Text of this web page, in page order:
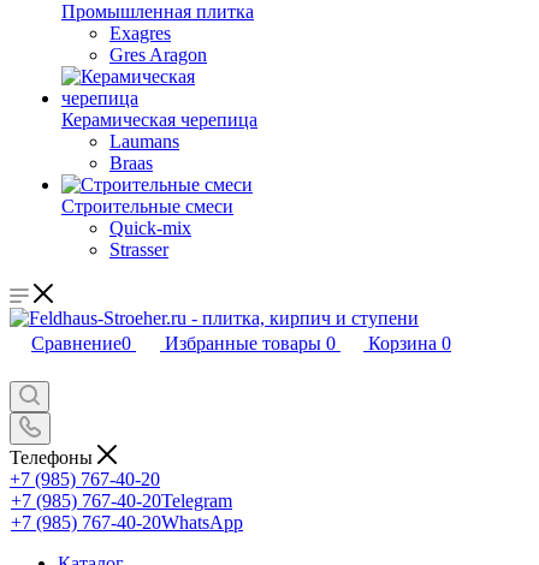
Промышленная плитка
Exagres
Gres Aragon
Керамическая черепица
Laumans
Braas
Строительные смеси
Quick-mix
Strasser
Сравнение0 Избранные товары 0 Корзина 0
Телефоны
+7 (985) 767-40-20
+7 (985) 767-40-20Telegram
+7 (985) 767-40-20WhatsApp